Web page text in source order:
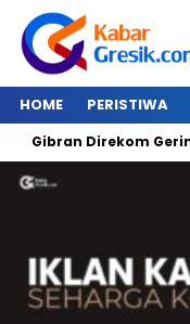
HOME PERISTIWA
Gibran Direkom